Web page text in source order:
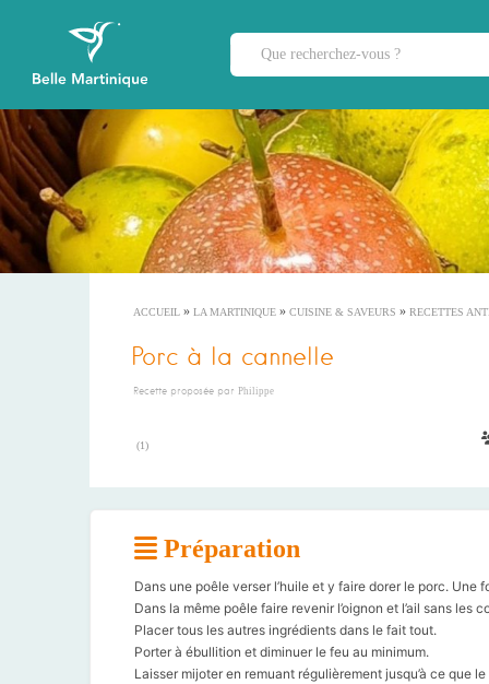
ACCUEIL » LA MARTINIQUE » CUISINE & SAVEURS » RECETTES
Porc à la cannelle
Recette proposée par Philippe
(1)
Préparation
Dans une poêle verser l’huile et y faire dorer le porc.
Dans la même poêle faire revenir l’oignon et l’ail sans les
Placer tous les autres ingrédients dans le fait tout.
Porter à ébullition et diminuer le feu au minimum.
Laisser mijoter en remuant régulièrement jusqu’à ce que